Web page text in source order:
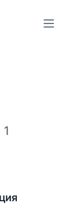
1